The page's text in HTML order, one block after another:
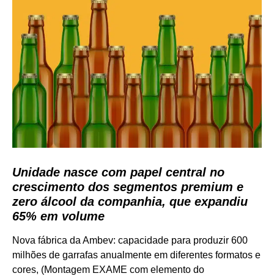
Unidade nasce com papel central no
crescimento dos segmentos premium e
zero álcool da companhia, que expandiu
65% em volume
Nova fábrica da Ambev: capacidade para produzir 600
milhões de garrafas anualmente em diferentes formatos e
cores, (Montagem EXAME com elemento do